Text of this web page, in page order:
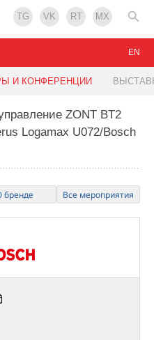
TG VK RT MX
И КОНФЕРЕНЦИИ
EN
ZONT BT2
Logamax U072/Bosch
бренде Все мероприятия